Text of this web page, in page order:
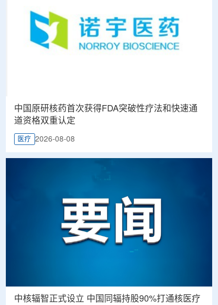
中国原研核药首次获得FDA突破性疗法和快速通
道资格双重认定
医疗 2026-08-08
中核辐智正式设立 中国同辐持股90%打通核医疗